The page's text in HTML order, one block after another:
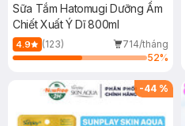
Sữa Tắm Hatomugi Dưỡng Ẩm
Chiết Xuất Ý Dĩ 800ml
4.9 (123)
714/tháng
52%
-44 %